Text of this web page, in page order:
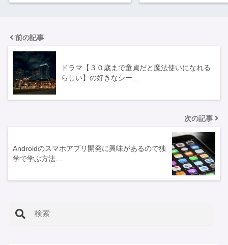
前の記事
ドラマ【３０歳まで童貞だと魔法使いになれる
らしい】の好きなシー…
次の記事
Androidのスマホアプリ開発に興味があるので独
学で学ぶ方法…